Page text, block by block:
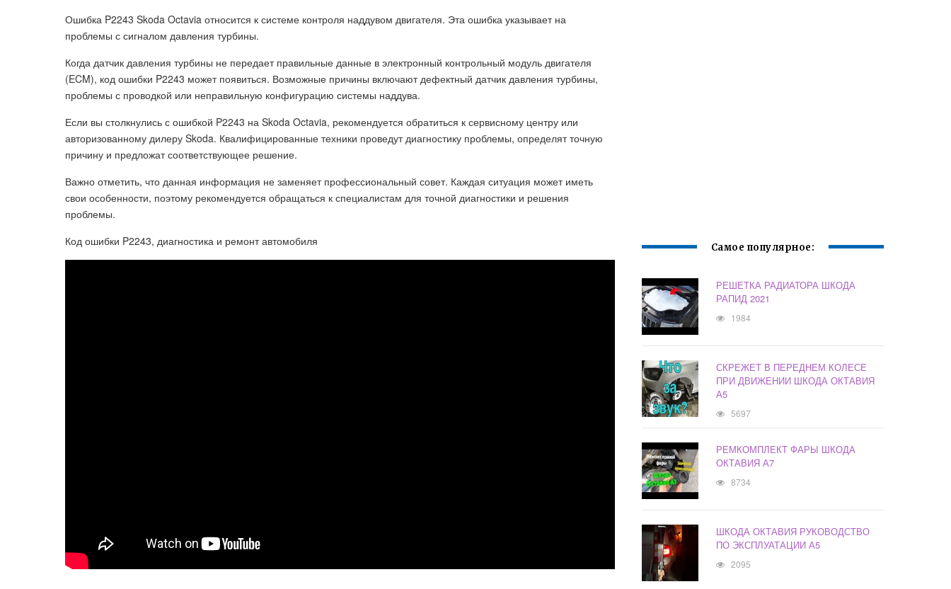
Ошибка P2243 Skoda Octavia относится к системе контроля наддувом двигателя. Эта ошибка указывает на
проблемы с сигналом давления турбины.
Когда датчик давления турбины не передает правильные данные в электронный контрольный модуль двигателя
(ECM), код ошибки P2243 может появиться. Возможные причины включают дефектный датчик давления турбины,
проблемы с проводкой или неправильную конфигурацию системы наддува.
Если вы столкнулись с ошибкой P2243 на Skoda Octavia, рекомендуется обратиться к сервисному центру или
авторизованному дилеру Skoda. Квалифицированные техники проведут диагностику проблемы, определят точную
причину и предложат соответствующее решение.
Важно отметить, что данная информация не заменяет профессиональный совет. Каждая ситуация может иметь
свои особенности, поэтому рекомендуется обращаться к специалистам для точной диагностики и решения
проблемы.
Код ошибки P2243, диагностика и ремонт автомобиля
Самое популярное:
РЕШЕТКА РАДИАТОРА ШКОДА
РАПИД 2021
1984
СКРЕЖЕТ В ПЕРЕДНЕМ КОЛЕСЕ
ПРИ ДВИЖЕНИИ ШКОДА ОКТАВИЯ
А5
5697
РЕМКОМПЛЕКТ ФАРЫ ШКОДА
ОКТАВИЯ А7
8734
ШКОДА ОКТАВИЯ РУКОВОДСТВО
ПО ЭКСПЛУАТАЦИИ А5
2095